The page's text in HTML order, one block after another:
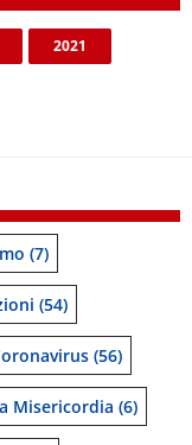
2021
(7)
(54)
(56)
Misericordia (6)